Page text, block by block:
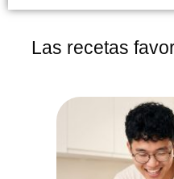
Las recetas